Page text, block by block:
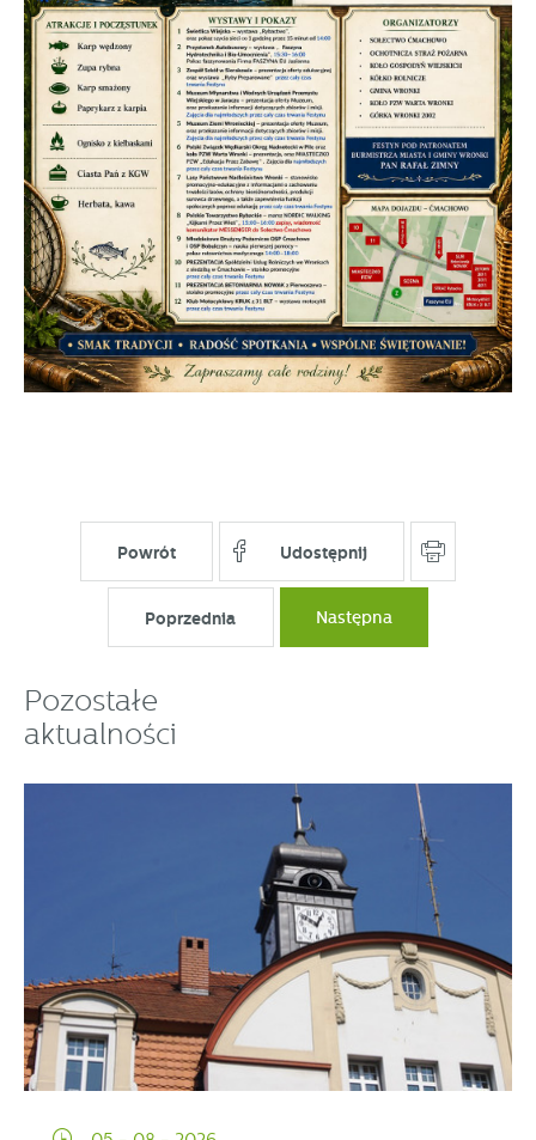
Powrót Udostępnij
Poprzednia Następna
Pozostałe
aktualności
partnerami oraz innych dostawców usług. Firmy te działają
w charakterze pośredników prezentujących nasze treści w
postaci wiadomości, ofert, komunikatów mediów
społecznościowych.